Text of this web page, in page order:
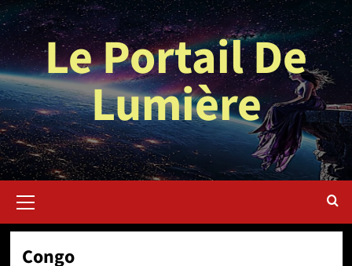
Aller
au
contenuLe Portail De
Lumière
principal
Congo